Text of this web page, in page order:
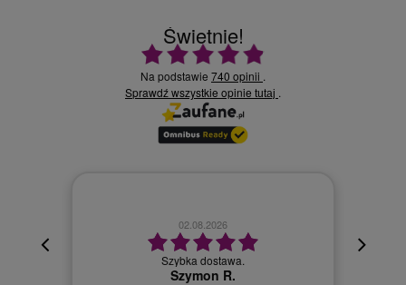
Świetnie!
Ocena średnia 4.9 na 5
Na podstawie 740 opinii .
Sprawdź wszystkie opinie tutaj .
02.08.2026
Szybka dostawa.
Szymon R.